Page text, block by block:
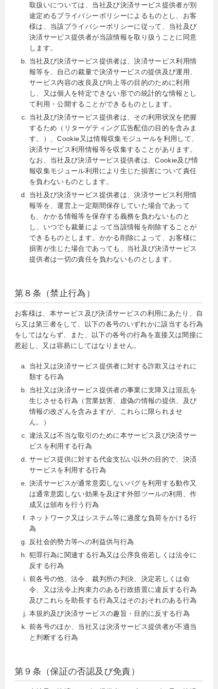
取扱いについては、当社及び決済サービス提供者が別
途定めるプライバシーポリシーによるものとし、お客
様は、当該プライバシーポリシーに従って、当社及び
決済サービス提供者が当該情報を取り扱うことに同意
します。
当社及び決済サービス提供者は、決済サービス利用情
報等を、自己の裁量で決済サービスの提供及び運用、
サービス内容の改良及び向上等の目的のために利用
し、又は個人を特定できない形での統計的な情報とし
て利用・公開することができるものとします。
当社及び決済サービス提供者は、その利用状況を把握
するため（リターゲティング広告配信の目的を含みま
す。）、Cookie又は情報収集モジュールを利用して、
決済サービス利用情報等を収集することがあります。
なお、当社及び決済サービス提供者は、Cookie及び情
報収集モジュール利用により生じた損害について責任
を負わないものとします。
当社及び決済サービス提供者は、決済サービス利用情
報等を、運営上一定期間保存していた場合であって
も、かかる情報等を保存する義務を負わないものと
し、いつでも裁量によって当該情報を削除することが
できるものとします。かかる削除によって、お客様に
損害が生じた場合であっても、当社及び決済サービス
提供者は一切の責任を負わないものとします。
第８条（禁止行為）
お客様は、本サービス及び決済サービスの利用にあたり、自
ら又は第三者をして、以下の各号のいずれかに該当する行為
をしてはならず、また、以下の各号の行為を直接又は間接に
惹起し、又は容易にしてはなりません。
当社又は決済サービス提供者に対する詐欺又はそれに
類する行為
当社又は決済サービス提供者の事業に支障又は混乱を
生じさせる行為（営業妨害、虚偽の情報の提供、及び
情報の改ざんを含みますが、これらに限られませ
ん。）
違法又は不当な取引のために本サービス及び決済サー
ビスを利用する行為
サービス提供に対する代金支払い以外の目的で、決済
サービスを利用する行為
決済サービスが通常意図しないバグを利用する動作又
は通常意図しない効果を及ぼす外部ツールの利用、作
成又は頒布を行う行為
ネットワーク又はシステム等に過度な負荷をかける行
為
反社会的勢力等への利益供与行為
犯罪行為に関連する行為又は公序良俗若しくは法令に
反する行為
前各号の他、法令、裁判所の判決、決定若しくは命
令、又は法令上拘束力のある行政措置に違反する行為
及びこれらを助長する行為又はそのおそれのある行為
本規約及び決済サービスの趣旨・目的に反する行為
前各号のほか、当社又は決済サービス提供者が不適当
と判断する行為
第９条（保証の否認及び免責）